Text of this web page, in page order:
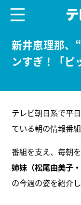
新井恵理那、
ンすぎ！「ピ
テレビ朝日系で平
ている朝の情報番組
番組を支え、毎朝
姉妹（松尾由美子
の今週の姿を紹介